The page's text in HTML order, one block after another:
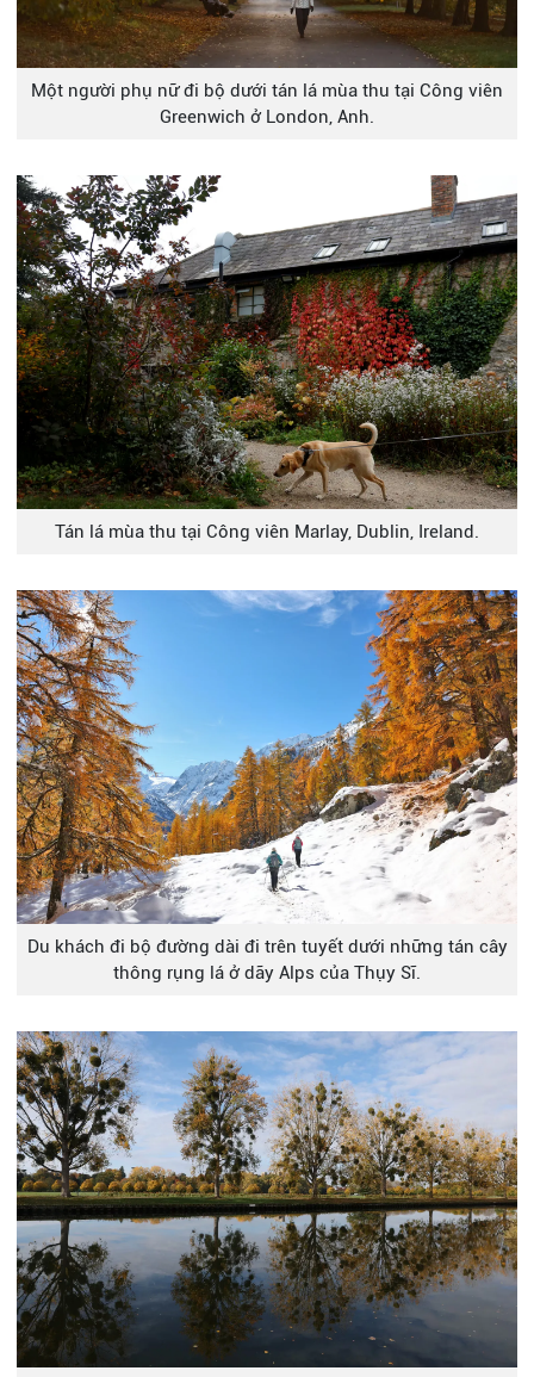
Một người phụ nữ đi bộ dưới tán lá mùa thu tại Công viên
Greenwich ở London, Anh.
Tán lá mùa thu tại Công viên Marlay, Dublin, Ireland.
Du khách đi bộ đường dài đi trên tuyết dưới những tán cây
thông rụng lá ở dãy Alps của Thụy Sĩ.